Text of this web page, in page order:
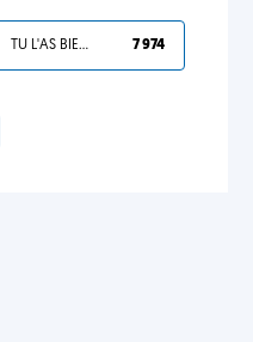
TU L'AS BIEN MÉRITÉ 7 974